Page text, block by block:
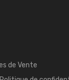
de Vente